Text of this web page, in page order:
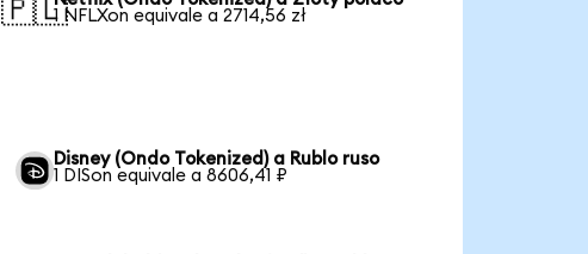
🇵🇱1 NFLXon equivale a 2714,56 zł
Disney (Ondo Tokenized) a Rublo ruso
1 DISon equivale a 8606,41 ₽